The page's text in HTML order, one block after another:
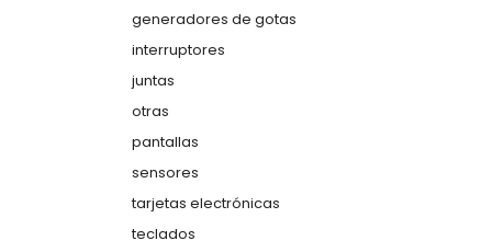
generadores de gotas
interruptores
juntas
otras
pantallas
sensores
tarjetas electrónicas
teclados